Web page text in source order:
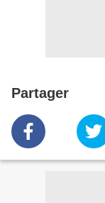
Partager